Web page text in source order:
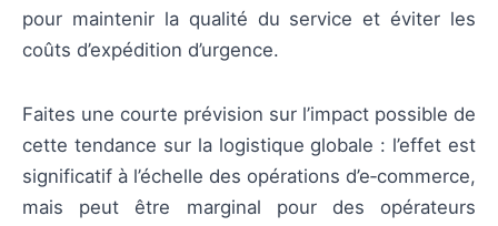
pour maintenir la qualité du service et éviter les
coûts d’expédition d’urgence.
Faites une courte prévision sur l’impact possible de
cette tendance sur la logistique globale : l’effet est
significatif à l’échelle des opérations d’e‑commerce,
mais peut être marginal pour des opérateurs